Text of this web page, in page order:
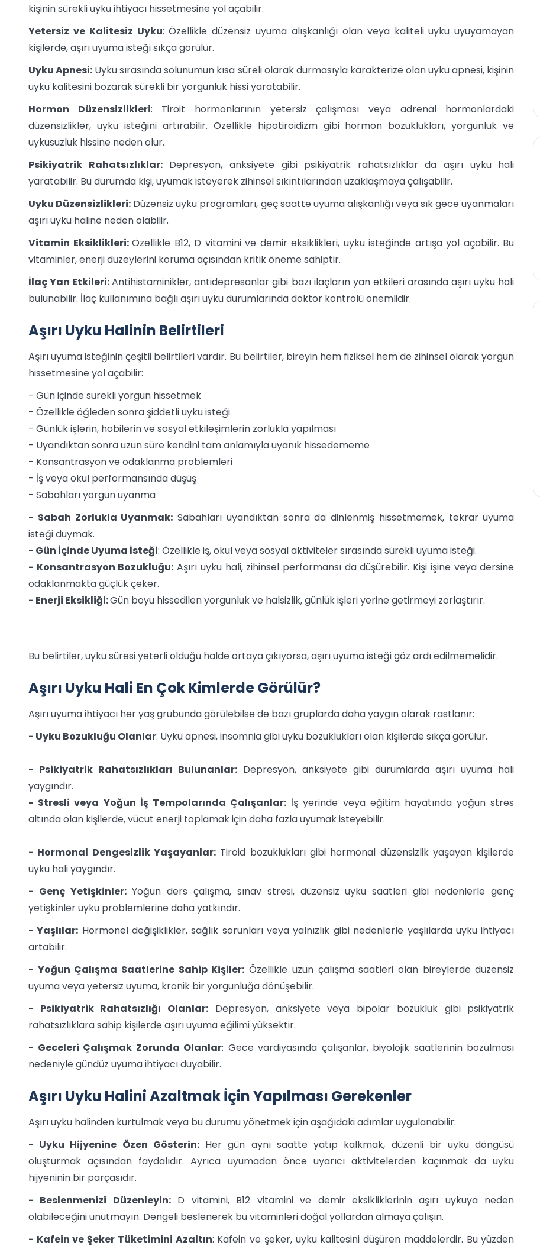
kişinin sürekli uyku ihtiyacı hissetmesine yol açabilir.
Yetersiz ve Kalitesiz Uyku: Özellikle düzensiz uyuma alışkanlığı olan veya kaliteli uyku uyuyamayan
kişilerde, aşırı uyuma isteği sıkça görülür.
Uyku Apnesi: Uyku sırasında solunumun kısa süreli olarak durmasıyla karakterize olan uyku apnesi, kişinin
uyku kalitesini bozarak sürekli bir yorgunluk hissi yaratabilir.
Hormon Düzensizlikleri: Tiroit hormonlarının yetersiz çalışması veya adrenal hormonlardaki
düzensizlikler, uyku isteğini artırabilir. Özellikle hipotiroidizm gibi hormon bozuklukları, yorgunluk ve
uykusuzluk hissine neden olur.
Psikiyatrik Rahatsızlıklar:Depresyon, anksiyete gibi psikiyatrik rahatsızlıklar da aşırı uyku hali
yaratabilir. Bu durumda kişi, uyumak isteyerek zihinsel sıkıntılarından uzaklaşmaya çalışabilir.
Uyku Düzensizlikleri: Düzensiz uyku programları, geç saatte uyuma alışkanlığı veya sık gece uyanmaları
aşırı uyku haline neden olabilir.
Vitamin Eksiklikleri:Özellikle B12, D vitamini ve demir eksiklikleri, uyku isteğinde artışa yol açabilir. Bu
vitaminler, enerji düzeylerini koruma açısından kritik öneme sahiptir.
İlaç Yan Etkileri:Antihistaminikler, antidepresanlar gibi bazı ilaçların yan etkileri arasında aşırı uyku hali
bulunabilir. İlaç kullanımına bağlı aşırı uyku durumlarında doktor kontrolü önemlidir.
Aşırı Uyku Halinin Belirtileri
Aşırı uyuma isteğinin çeşitli belirtileri vardır. Bu belirtiler, bireyin hem fiziksel hem de zihinsel olarak yorgun
hissetmesine yol açabilir:
- Gün içinde sürekli yorgun hissetmek
- Özellikle öğleden sonra şiddetli uyku isteği
- Günlük işlerin, hobilerin ve sosyal etkileşimlerin zorlukla yapılması
- Uyandıktan sonra uzun süre kendini tam anlamıyla uyanık hissedememe
- Konsantrasyon ve odaklanma problemleri
- İş veya okul performansında düşüş
- Sabahları yorgun uyanma
- Sabah Zorlukla Uyanmak: Sabahları uyandıktan sonra da dinlenmiş hissetmemek, tekrar uyuma
isteği duymak.
- Gün İçinde Uyuma İsteği: Özellikle iş, okul veya sosyal aktiviteler sırasında sürekli uyuma isteği.
- Konsantrasyon Bozukluğu: Aşırı uyku hali, zihinsel performansı da düşürebilir. Kişi işine veya dersine
odaklanmakta güçlük çeker.
- Enerji Eksikliği:Gün boyu hissedilen yorgunluk ve halsizlik, günlük işleri yerine getirmeyi zorlaştırır.
Bu belirtiler, uyku süresi yeterli olduğu halde ortaya çıkıyorsa, aşırı uyuma isteği göz ardı edilmemelidir.
Aşırı Uyku Hali En Çok Kimlerde Görülür?
Aşırı uyuma ihtiyacı her yaş grubunda görülebilse de bazı gruplarda daha yaygın olarak rastlanır:
- Uyku Bozukluğu Olanlar: Uyku apnesi, insomnia gibi uyku bozuklukları olan kişilerde sıkça görülür.
- Psikiyatrik Rahatsızlıkları Bulunanlar: Depresyon, anksiyete gibi durumlarda aşırı uyuma hali
yaygındır.
- Stresli veya Yoğun İş Tempolarında Çalışanlar: İş yerinde veya eğitim hayatında yoğun stres
altında olan kişilerde, vücut enerji toplamak için daha fazla uyumak isteyebilir.
- Hormonal Dengesizlik Yaşayanlar:Tiroid bozuklukları gibi hormonal düzensizlik yaşayan kişilerde
uyku hali yaygındır.
- Genç Yetişkinler: Yoğun ders çalışma, sınav stresi, düzensiz uyku saatleri gibi nedenlerle genç
yetişkinler uyku problemlerine daha yatkındır.
- Yaşlılar: Hormonel değişiklikler, sağlık sorunları veya yalnızlık gibi nedenlerle yaşlılarda uyku ihtiyacı
artabilir.
- Yoğun Çalışma Saatlerine Sahip Kişiler: Özellikle uzun çalışma saatleri olan bireylerde düzensiz
uyuma veya yetersiz uyuma, kronik bir yorgunluğa dönüşebilir.
- Psikiyatrik Rahatsızlığı Olanlar: Depresyon, anksiyete veya bipolar bozukluk gibi psikiyatrik
rahatsızlıklara sahip kişilerde aşırı uyuma eğilimi yüksektir.
- Geceleri Çalışmak Zorunda Olanlar: Gece vardiyasında çalışanlar, biyolojik saatlerinin bozulması
nedeniyle gündüz uyuma ihtiyacı duyabilir.
Aşırı Uyku Halini Azaltmak İçin Yapılması Gerekenler
Aşırı uyku halinden kurtulmak veya bu durumu yönetmek için aşağıdaki adımlar uygulanabilir:
- Uyku Hijyenine Özen Gösterin:Her gün aynı saatte yatıp kalkmak, düzenli bir uyku döngüsü
oluşturmak açısından faydalıdır. Ayrıca uyumadan önce uyarıcı aktivitelerden kaçınmak da uyku
hijyeninin bir parçasıdır.
- Beslenmenizi Düzenleyin:D vitamini, B12 vitamini ve demir eksikliklerinin aşırı uykuya neden
olabileceğini unutmayın. Dengeli beslenerek bu vitaminleri doğal yollardan almaya çalışın.
- Kafein ve Şeker Tüketimini Azaltın: Kafein ve şeker, uyku kalitesini düşüren maddelerdir. Bu yüzden